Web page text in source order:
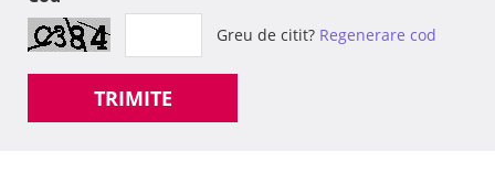
Greu de citit? Regenerare cod
TRIMITE